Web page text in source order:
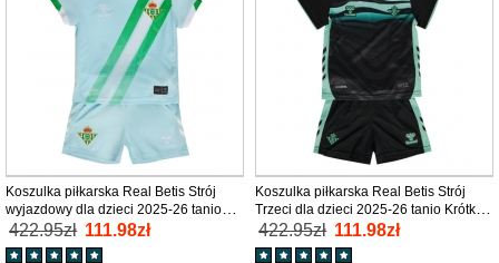
Koszulka piłkarska Real Betis Strój
wyjazdowy dla dzieci 2025-26 tanio
Krótki Rękaw (+ Krótkie spodenki)
422.95zł 111.98zł
Koszulka piłkarska Real Betis Strój
Trzeci dla dzieci 2025-26 tanio Krótki
Rękaw (+ Krótkie spodenki)
422.95zł 111.98zł